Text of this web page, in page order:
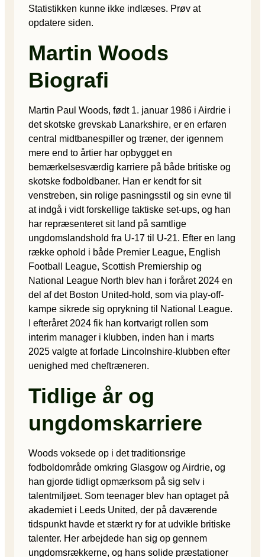
Statistikken kunne ikke indlæses. Prøv at
opdatere siden.
Martin Woods
Biografi
Martin Paul Woods, født 1. januar 1986 i Airdrie i
det skotske grevskab Lanarkshire, er en erfaren
central midtbanespiller og træner, der igennem
mere end to årtier har opbygget en
bemærkelsesværdig karriere på både britiske og
skotske fodboldbaner. Han er kendt for sit
venstreben, sin rolige pasningsstil og sin evne til
at indgå i vidt forskellige taktiske set-ups, og han
har repræsenteret sit land på samtlige
ungdomslandshold fra U-17 til U-21. Efter en lang
række ophold i både Premier League, English
Football League, Scottish Premiership og
National League North blev han i foråret 2024 en
del af det Boston United-hold, som via play-off-
kampe sikrede sig oprykning til National League.
I efteråret 2024 fik han kortvarigt rollen som
interim manager i klubben, inden han i marts
2025 valgte at forlade Lincolnshire-klubben efter
uenighed med cheftræneren.
Tidlige år og
ungdomskarriere
Woods voksede op i det traditionsrige
fodboldområde omkring Glasgow og Airdrie, og
han gjorde tidligt opmærksom på sig selv i
talentmiljøet. Som teenager blev han optaget på
akademiet i Leeds United, der på daværende
tidspunkt havde et stærkt ry for at udvikle britiske
talenter. Her arbejdede han sig op gennem
ungdomsrækkerne, og hans solide præstationer